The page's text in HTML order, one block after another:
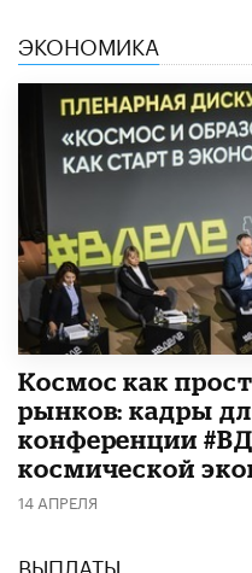
ЭКОНОМИКА
Космос как
рынков: кадры
конференции
космической
14 АПРЕЛЯ
ВЫПЛАТЫ